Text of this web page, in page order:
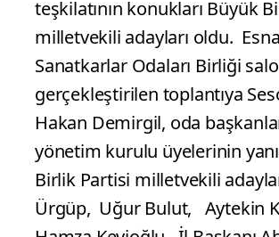
teşkilatının konukları Büyük
milletvekili adayları oldu.
Sanatkarlar Odaları Birliği
gerçekleştirilen toplantıya
Hakan Demirgil, oda
yönetim kurulu üyelerinin
Birlik Partisi milletvekili
Ürgüp, Uğur Bulut, Aytekin